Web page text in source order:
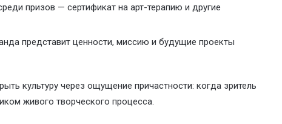
призов — сертификат на арт-терапию и другие
представит ценности, миссию и будущие проекты
культуру через ощущение причастности: когда зритель
живого творческого процесса.